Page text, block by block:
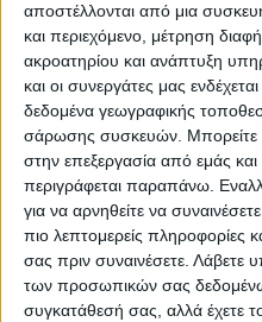
αποστέλλονται από μια συσκευή
και περιεχόμενο, μέτρηση
ακροατηρίου και ανάπτυξη
και οι συνεργάτες μας
δεδομένα γεωγραφικής
σάρωσης συσκευών. Μπορείτε
στην επεξεργασία από εμάς
περιγράφεται παραπάνω.
για να αρνηθείτε να
πιο λεπτομερείς πληροφορίες
σας πριν συναινέσετε. Λάβετε
των προσωπικών σας
συγκατάθεσή σας, αλλά έχετε
Στο πλευρό του
καλοκουρδισμένος
παράσταση σε διαρκή
τη σωματική κωμωδία
επιθυμιών και των
προσεγγίζει τον
αναδεικνύοντας τον